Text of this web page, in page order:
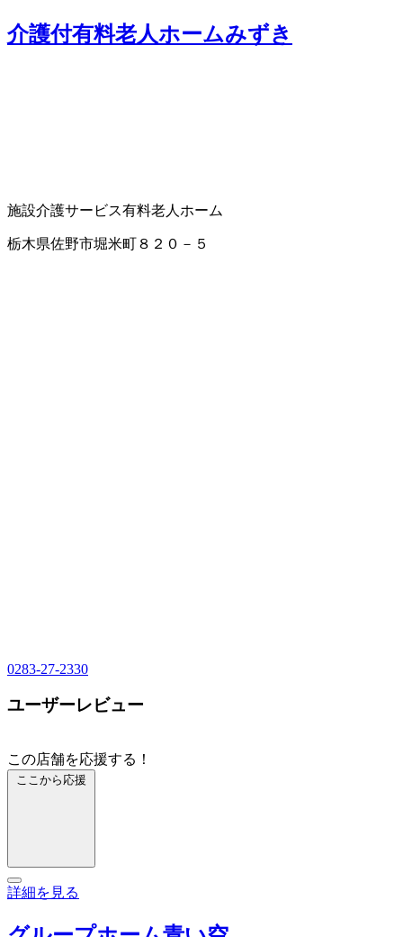
介護付有料老人ホームみずき
施設介護サービス有料老人ホーム
栃木県佐野市堀米町８２０－５
0283-27-2330
ユーザーレビュー
この店舗を応援する！
ここから応援
詳細を見る